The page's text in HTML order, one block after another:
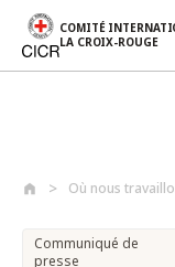
COMITÉ
LA CROIX-ROUGE
Où nous
Communiqué de
presse